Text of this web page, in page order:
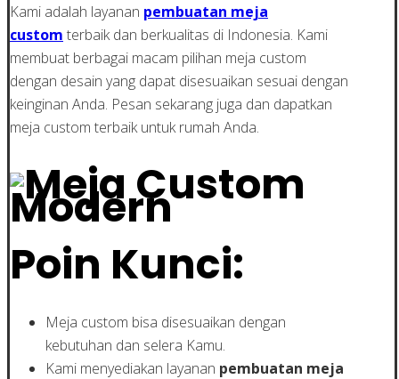
Kami adalah layanan pembuatan meja
custom terbaik dan berkualitas di Indonesia. Kami
membuat berbagai macam pilihan meja custom
dengan desain yang dapat disesuaikan sesuai dengan
keinginan Anda. Pesan sekarang juga dan dapatkan
meja custom terbaik untuk rumah Anda.
Poin Kunci:
Meja custom bisa disesuaikan dengan
kebutuhan dan selera Kamu.
Kami menyediakan layanan pembuatan meja